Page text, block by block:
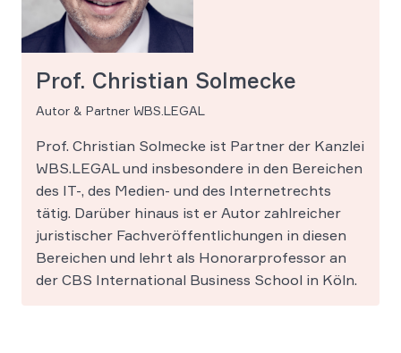
Prof. Christian Solmecke
Autor & Partner WBS.LEGAL
Prof. Christian Solmecke ist Partner der Kanzlei
WBS.LEGAL und insbesondere in den Bereichen
des IT-, des Medien- und des Internetrechts
tätig. Darüber hinaus ist er Autor zahlreicher
juristischer Fachveröffentlichungen in diesen
Bereichen und lehrt als Honorarprofessor an
der CBS International Business School in Köln.